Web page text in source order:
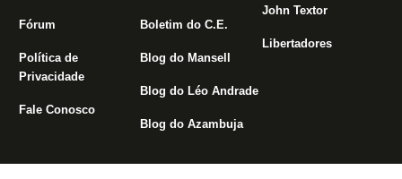
Fórum
Política de
Privacidade
Fale Conosco
Boletim do C.E.
Blog do Mansell
Blog do Léo Andrade
Blog do Azambuja
John Textor
Libertadores